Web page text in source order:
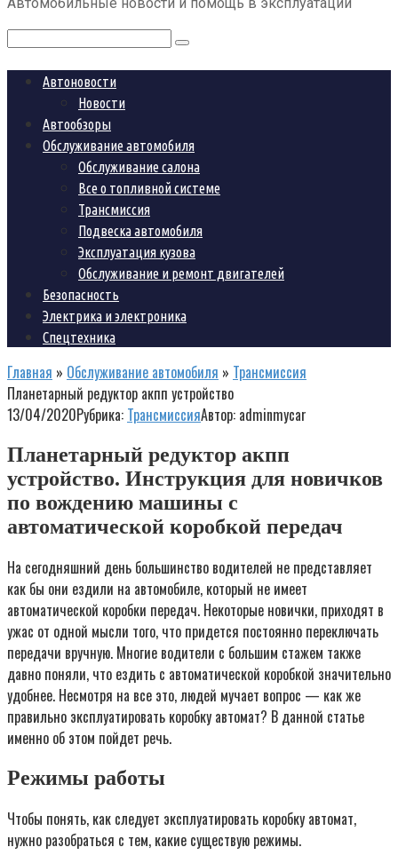
Поиск:
Автоновости
Новости
Автообзоры
Обслуживание автомобиля
Обслуживание салона
Все о топливной системе
Трансмиссия
Подвеска автомобиля
Эксплуатация кузова
Обслуживание и ремонт двигателей
Безопасность
Электрика и электроника
Спецтехника
Главная » Обслуживание автомобиля » Трансмиссия
Планетарный редуктор акпп устройство
13/04/2020Рубрика: ТрансмиссияАвтор: adminmycar
Планетарный редуктор акпп
устройство. Инструкция для новичков
по вождению машины с
автоматической коробкой передач
На сегодняшний день большинство водителей не представляет
как бы они ездили на автомобиле, который не имеет
автоматической коробки передач. Некоторые новички, приходят в
ужас от одной мысли того, что придется постоянно переключать
передачи вручную. Многие водители с большим стажем также
давно поняли, что ездить с автоматической коробкой значительно
удобнее. Несмотря на все это, людей мучает вопрос — как же
правильно эксплуатировать коробку автомат? В данной статье
именно об этом пойдет речь.
Режимы работы
Чтобы понять, как следует эксплуатировать коробку автомат,
нужно разобраться с тем, какие существую режимы.